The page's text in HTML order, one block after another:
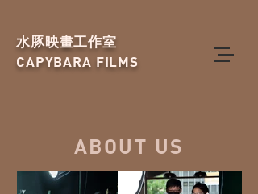
水豚映畫工作室
CAPYBARA FILMS
ABOUT US